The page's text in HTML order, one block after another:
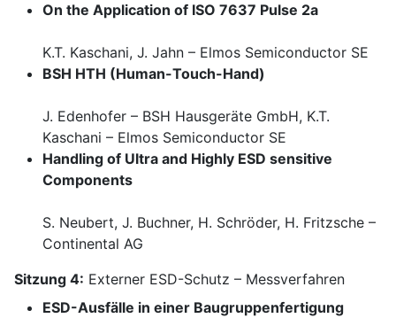
On the Application of ISO 7637 Pulse 2a
K.T. Kaschani, J. Jahn – Elmos Semiconductor SE
BSH HTH (Human-Touch-Hand)
J. Edenhofer – BSH Hausgeräte GmbH, K.T.
Kaschani – Elmos Semiconductor SE
Handling of Ultra and Highly ESD sensitive
Components
S. Neubert, J. Buchner, H. Schröder, H. Fritzsche –
Continental AG
Sitzung 4: Externer ESD-Schutz – Messverfahren
ESD-Ausfälle in einer Baugruppenfertigung